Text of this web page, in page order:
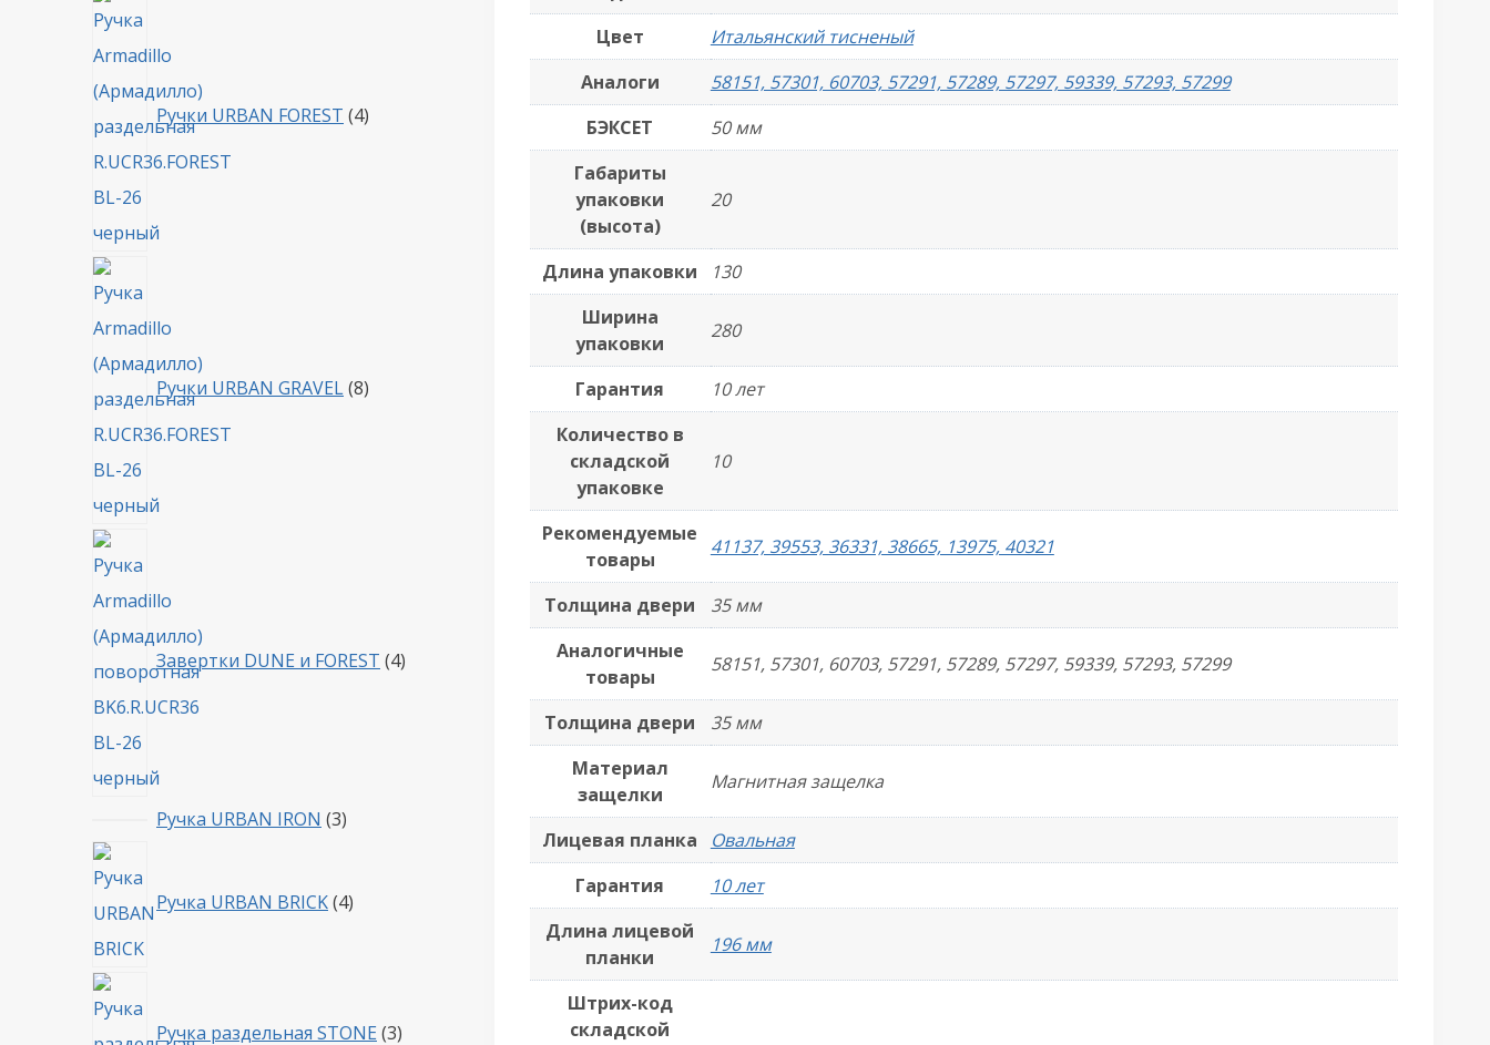
Цвет
Итальянский тисненый
Аналоги
58151, 57301, 60703, 57291, 57289, 57297, 59339, 57293, 57299
БЭКСЕТ
50 мм
Габариты
упаковки
(высота)
20
Длина упаковки
130
Ширина
упаковки
280
Гарантия
10 лет
Количество в
складской
упаковке
10
Рекомендуемые
товары
41137, 39553, 36331, 38665, 13975, 40321
Толщина двери
35 мм
Аналогичные
товары
58151, 57301, 60703, 57291, 57289, 57297, 59339, 57293, 57299
Толщина двери
35 мм
Материал
защелки
Магнитная защелка
Лицевая планка
Овальная
Гарантия
10 лет
Длина лицевой
планки
196 мм
Штрих-код
складской
Ручки URBAN FOREST 4
Ручки URBAN GRAVEL 8
Завертки DUNE и FOREST 4
Ручка URBAN IRON 33
Ручка URBAN BRICK 4товара
Ручка раздельная STONE 3товара